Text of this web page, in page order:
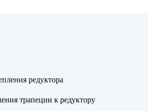
редуктора
трапеции к редуктору